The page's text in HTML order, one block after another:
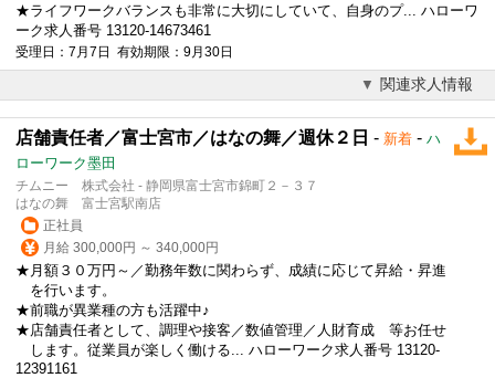
★ライフワークバランスも非常に大切にしていて、自身のプ... ハローワ
ーク求人番号 13120-14673461
受理日：7月7日 有効期限：9月30日
関連求人情報
店舗責任者／富士宮市／はなの舞／週休２日 - 新着 - ハ
ローワーク墨田
チムニー 株式会社 - 静岡県富士宮市錦町２－３７
はなの舞 富士宮駅南店
正社員
月給 300,000円 ～ 340,000円
★月額３０万円～／勤務年数に関わらず、成績に応じて昇給・昇進
を行います。
★前職が異業種の方も活躍中♪
★店舗責任者として、調理や接客／数値管理／人財育成 等お任せ
します。従業員が楽しく働ける... ハローワーク求人番号 13120-
12391161